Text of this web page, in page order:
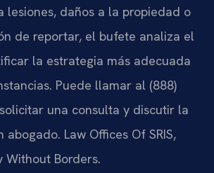
lesiones, daños a la propiedad o
de reportar, el bufete analiza el
la estrategia más adecuada
Puede llamar al (888)
una consulta y discutir la
abogado. Law Offices Of SRIS,
Without Borders.